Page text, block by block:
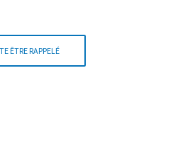
ÊTRE RAPPELÉ